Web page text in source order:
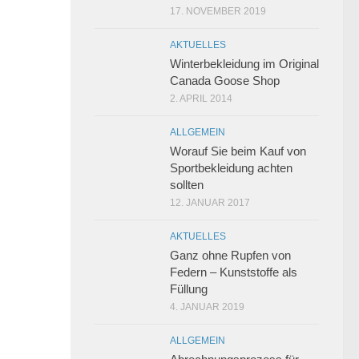
17. NOVEMBER 2019
AKTUELLES
Winterbekleidung im Original
Canada Goose Shop
2. APRIL 2014
ALLGEMEIN
Worauf Sie beim Kauf von
Sportbekleidung achten
sollten
12. JANUAR 2017
AKTUELLES
Ganz ohne Rupfen von
Federn – Kunststoffe als
Füllung
4. JANUAR 2019
ALLGEMEIN